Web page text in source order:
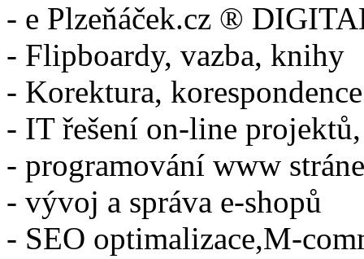
- e Plzeňáček.cz ®
- Flipboardy, vazba, knihy
- Korektura, korespondence
- IT řešení on-line projektů,
- programování www
- vývoj a správa e-shopů
- SEO optimalizace,M-